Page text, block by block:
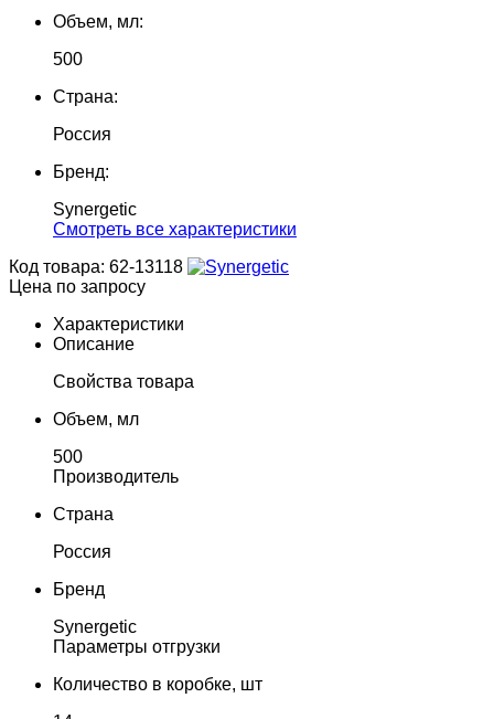
Объем, мл:
500
Страна:
Россия
Бренд:
Synergetic
Cмотреть все характеристики
Код товара: 62-13118
Цена по запросу
Характеристики
Описание
Свойства товара
Объем, мл
500
Производитель
Страна
Россия
Бренд
Synergetic
Параметры отгрузки
Количество в коробке, шт